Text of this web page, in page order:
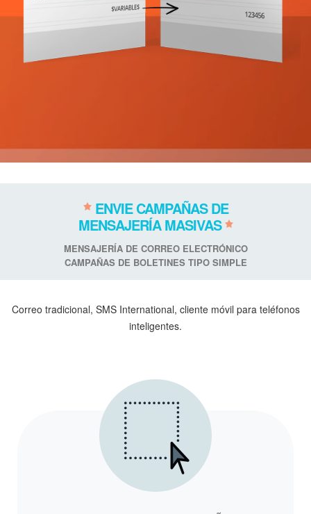
ENVIE CAMPAÑAS DE
MENSAJERÍA MASIVAS
MENSAJERÍA DE CORREO ELECTRÓNICO
CAMPAÑAS DE BOLETINES TIPO SIMPLE
Correo tradicional, SMS International, cliente móvil para teléfonos
inteligentes.